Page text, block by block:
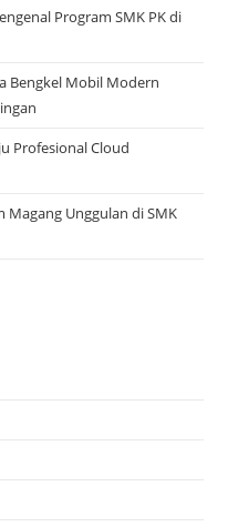
Program SMK PK di
Bengkel Mobil Modern
Profesional Cloud
Magang Unggulan di SMK